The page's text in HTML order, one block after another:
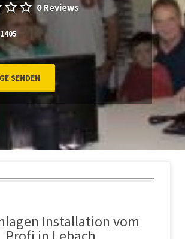
0 Reviews
SENDEN
Installation vom